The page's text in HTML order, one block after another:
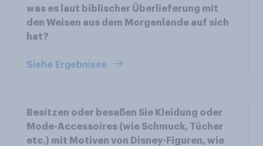
was es laut biblischer Überlieferung mit
den Weisen aus dem Morgenlande auf sich
hat?
Siehe Ergebnisse
Besitzen oder besaßen Sie Kleidung oder
Mode-Accessoires (wie Schmuck, Tücher
etc.) mit Motiven von Disney-Figuren, wie